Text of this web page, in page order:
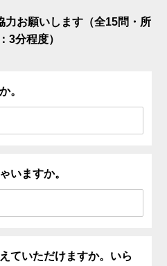
力お願いします（全15問・所
3分程度）
。
いますか。
ていただけますか。いら